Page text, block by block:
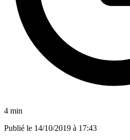
4 min
Publié le 14/10/2019 à 17:43